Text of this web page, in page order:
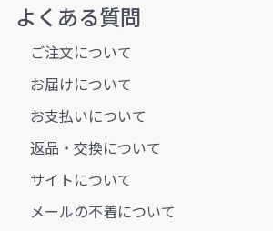
よくある質問
ご注文について
お届けについて
お支払いについて
返品・交換について
サイトについて
メールの不着について